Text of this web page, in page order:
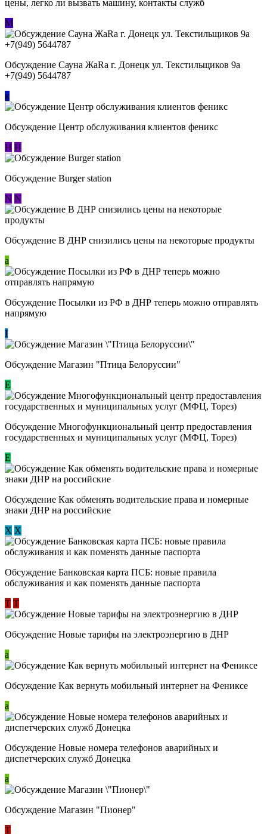
цены, легко ли вызвать машину, контакты служб
М
Обсуждение Сауна ЖаRa г. Донецк ул. Текстильщиков 9а
+7(949) 5644787
к
Обсуждение Центр обслуживания клиентов феникс
Н Н
Обсуждение Burger station
N N
Обсуждение В ДНР снизились цены на некоторые продукты
a
Обсуждение Посылки из РФ в ДНР теперь можно отправлять
напрямую
I
Обсуждение Магазин "Птица Белоруссии"
Е
Обсуждение Многофункциональный центр предоставления
государственных и муниципальных услуг (МФЦ, Торез)
E
Обсуждение ​Как обменять водительские права и номерные
знаки ДНР на российские
Х Х
Обсуждение ​Банковская карта ПСБ: новые правила
обслуживания и как поменять данные паспорта
Т Т
Обсуждение Новые тарифы на электроэнергию в ДНР
a
Обсуждение Как вернуть мобильный интернет на Фениксе
a
Обсуждение Новые номера телефонов аварийных и
диспетчерских служб Донецка
a
Обсуждение Магазин "Пионер"
Т